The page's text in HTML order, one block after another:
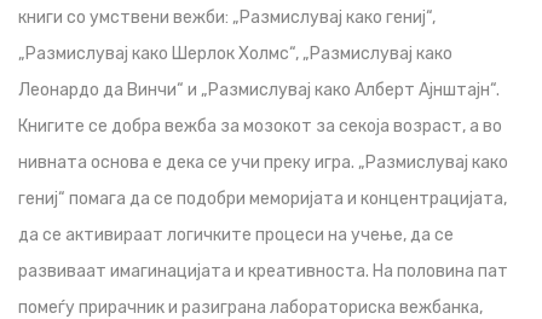
книги со умствени вежби: „Размислувај како гениј“,
„Размислувај како Шерлок Холмс“, „Размислувај како
Леонардо да Винчи“ и „Размислувај како Алберт Ајнштајн“.
Книгите се добра вежба за мозокот за секоја возраст, а во
нивната основа е дека се учи преку игра. „Размислувај како
гениј“ помага да се подобри меморијата и концентрацијата,
да се активираат логичките процеси на учење, да се
развиваат имагинацијата и креативноста. На половина пат
помеѓу прирачник и разиграна лабораториска вежбанка,